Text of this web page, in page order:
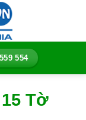
554
Tờ